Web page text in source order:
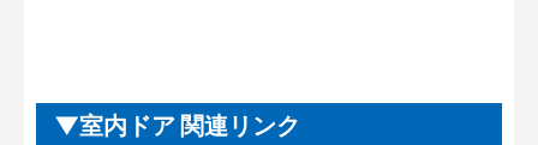
室内ドア 関連リンク